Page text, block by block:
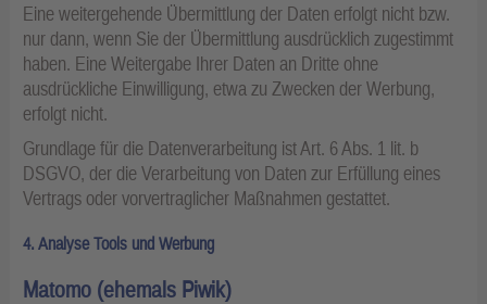
Eine weitergehende Übermittlung der Daten erfolgt nicht bzw.
nur dann, wenn Sie der Übermittlung ausdrücklich zugestimmt
haben. Eine Weitergabe Ihrer Daten an Dritte ohne
ausdrückliche Einwilligung, etwa zu Zwecken der Werbung,
erfolgt nicht.
Grundlage für die Datenverarbeitung ist Art. 6 Abs. 1 lit. b
DSGVO, der die Verarbeitung von Daten zur Erfüllung eines
Vertrags oder vorvertraglicher Maßnahmen gestattet.
4. Analyse Tools und Werbung
Matomo (ehemals Piwik)